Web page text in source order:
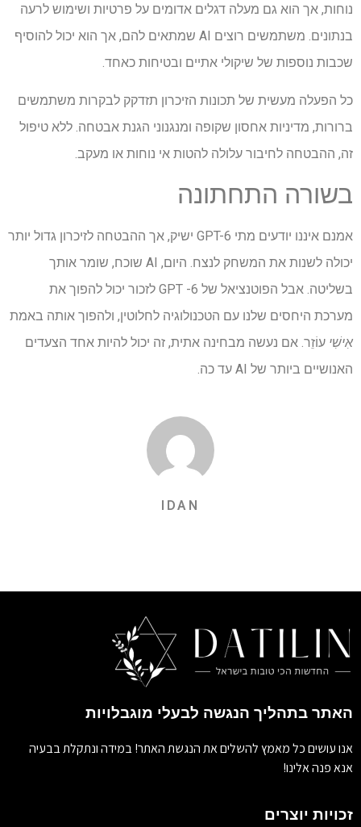
נוחות, אך הוא גם מעלה דגלים אדומים על פרטיות ושימוש לרעה
בנתונים. משתמשים רוצים AI שמתאים להם, אך הוא יכול להוסיף
שכבות נוספות של שיקולי אתיים ובטיחות כאחד.
כל הפעלה מעשית של תכונות הזיכרון תזדקק לבקרות משתמשים
ברורות, מדיניות אחסון שקופה ומנגנוני הגנת אבטחה. ללא טיפול
זה, ההבטחה לחיבור עלולה להטות אי נוחות או מעקב.
בשורה התחתונה
אמנם איננו יודעים מתי GPT-6 ישיק, אך ההבטחה לזיכרון גדול יותר
יכולה לשנות את המשחק לנצח. היום, AI שוכח, שומר אותך
בשליטה. אבל הפוטנציאל של GPT -6 לזכור יכול להפוך את
מערכת היחסים שלנו עם הטכנולוגיה לחלוטין, ולהפוך אותה באמת
אִישִׁי עוֹזֵר. אם נעשה מבחינה אתית, זה יכול להיות אחד הצעדים
האנושיים ביותר של AI עד כה.
IDAN
האתר בתהליך הנגשה לבעלי מוגבלויות
אנו עושים כל מאמץ להשלים את הנגשת האתר! במידה ונתקלת בבעיה
אנא פנה אלינו!
זכויות יוצרים